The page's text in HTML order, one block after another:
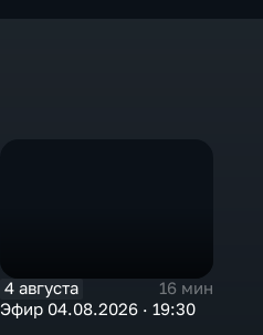
4 августа
16 мин
Эфир 04.08.2026 · 19:30